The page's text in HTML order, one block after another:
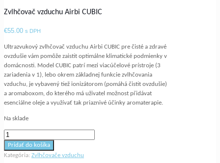
Zvlhčovač vzduchu Airbi CUBIC
€55.00 s DPH
Ultrazvukový zvlhčovač vzduchu Airbi CUBIC pre čisté a zdravé
ovzdušie vám pomôže zaistit optimálne klimatické podmienky v
domácnosti. Model CUBIC patrí mezi viacúčelové prístroje (3
zariadenia v 1), lebo okrem základnej funkcie zvlhčovania
vzduchu, je vybavený tiež ionizátorom (pomáhá čistit ovzdušie)
a aromaboxom, do kterého má uživatel možnost přidávat
esenciálne oleje a využívať tak priaznivé účinky aromaterapie.
Na sklade
množstvo
Zvlhčovač
vzduchu
Pridať do košíka
Kategória: Zvlhčovače vzduchu